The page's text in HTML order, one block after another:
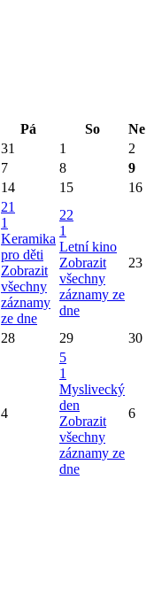
Pá So
Ne
31 1
2
7 8
9
14 15
16
21
1
Keramika
pro děti
Zobrazit
všechny
záznamy
ze dne
22
1
Letní kino
Zobrazit
všechny
záznamy ze
dne
23
28 29 30
4
5
1
Myslivecký
den
Zobrazit
všechny
záznamy ze
dne
6